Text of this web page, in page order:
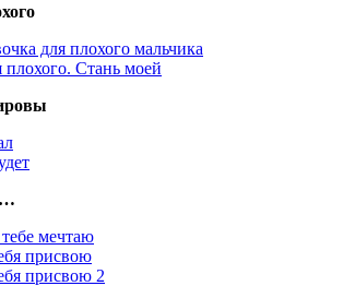
для плохого мальчика
Стань моей
мечтаю
присвою
присвою 2